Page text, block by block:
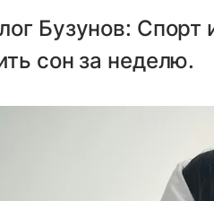
Бузунов: Спорт
сон за неделю.